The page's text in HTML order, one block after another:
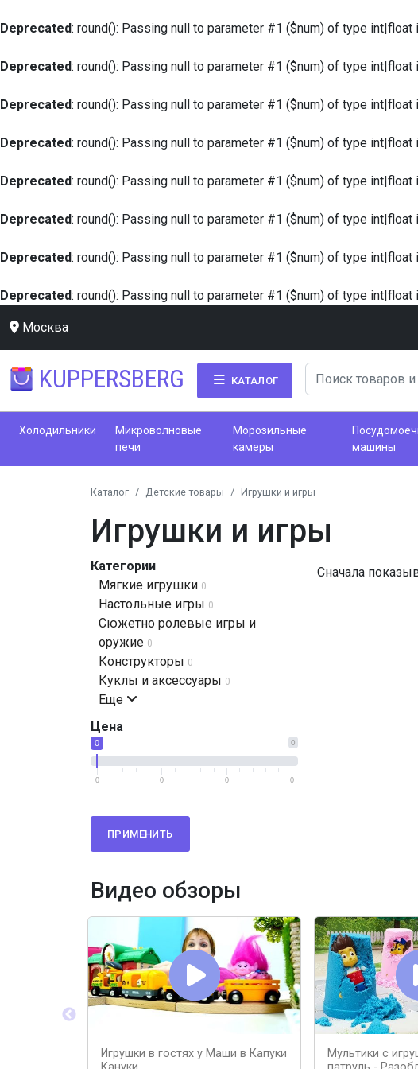
Deprecated: round(): Passing null to parameter #1 ($num) of type int|float
Deprecated: round(): Passing null to parameter #1 ($num) of type int|float
Deprecated: round(): Passing null to parameter #1 ($num) of type int|float
Deprecated: round(): Passing null to parameter #1 ($num) of type int|float
Deprecated: round(): Passing null to parameter #1 ($num) of type int|float
Deprecated: round(): Passing null to parameter #1 ($num) of type int|float
Deprecated: round(): Passing null to parameter #1 ($num) of type int|float
Deprecated: round(): Passing null to parameter #1 ($num) of type int|float
Москва
KUPPERSBERG КАТАЛОГ
Холодильники
Микроволновые
печи
Морозильные
камеры
машины
Каталог Детские товары Игрушки и игры
Игрушки и игры
Категории
Мягкие игрушки 0
Настольные игры 0
Сюжетно ролевые игры и
оружие 0
Конструкторы 0
Куклы и аксессуары 0
Еще
Цена
0
0
0 0 0 0
ПРИМЕНИТЬ
Сначала
Видео обзоры
Игрушки в гостях у Маши в Капуки
Мультики с